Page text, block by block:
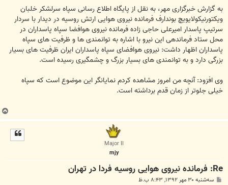
ت
به گزارش خبرگزاری مهر، به نقل از پایگاه اطلاع رسانی سپاه سرلشکر خلبان
ویکتورنیکولایویچ بوندارف فرمانده نیروی هوایی ارتش روسیه در دیدار با سردار
سرتیپ پاسدار امیرعلی حاجی زاده فرمانده نیروی هوافضا سپاه پاسداران در
محل ستاد فرماندهی این نیرو با اشاره به توانمندی ها و ظرفیت های سپاه
پاسداران اظهار داشت: نیروی هوافضای سپاه پاسداران ایران ظرفیت های بسیار
بزرگی دارد و به توانمندی های بسیار بزرگ و چشمگیری رسیده است.
وی افزود: آنچه من امروز مشاهده کردم نمایانگر این موضوع است که سپاه
خیلی جلوتر از زمان قدم برداشته است.
Major II
mjy
Re: فرمانده نیروی هوایی روسیه فردا در تهران
سه‌شنبه ۳۰ مهر ۱۳۹۲, ۸:۴۳ ب.ظ